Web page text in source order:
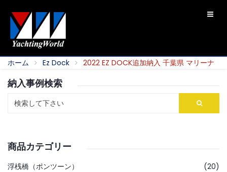
ホーム Ez Dock 2022 EZ DOCK追加納入 千葉県 マリーナ
納入事例検索
商品カテゴリー
浮桟橋（ポンツーン）
(20)